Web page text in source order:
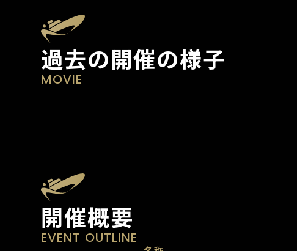
過去の開催の様子
MOVIE
開催概要
EVENT OUTLINE